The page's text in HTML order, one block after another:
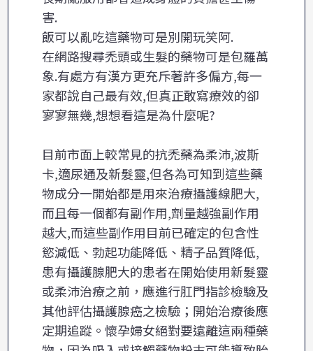
害.
飯可以亂吃這藥物可是別開玩笑阿.
在網路搜尋禿頭或生髮的藥物可是包羅萬
象.有處方有漢方更充斥著許多偏方,每一
家都說自己最有效,但真正敢寫療效的卻
寥寥無幾,想想看這是為什麼呢?
目前市面上較常見的抗禿藥為柔沛,波斯
卡,適尿通及新髮靈,但各為可知到這些藥
物成分一開始都是用來治療攝護線肥大,
而且每一個都有副作用,劑量越強副作用
越大,而這些副作用目前已確定的包含性
慾減低、勃起功能降低、精子品質降低,
患有攝護腺肥大的患者在開始使用新髮靈
或柔沛治療之前，應進行肛門指診檢驗及
其他評估攝護腺癌之檢驗；開始治療後應
定期追蹤。懷孕婦女絕對要遠離這兩種藥